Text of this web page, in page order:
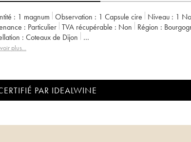
: 1 magnum Observation : 1 Capsule cire Niveau : 1
: particulier TVA récupérable : non Région :
:
Coteaux de Dijon
:
plus...
PAR IDEALWINE